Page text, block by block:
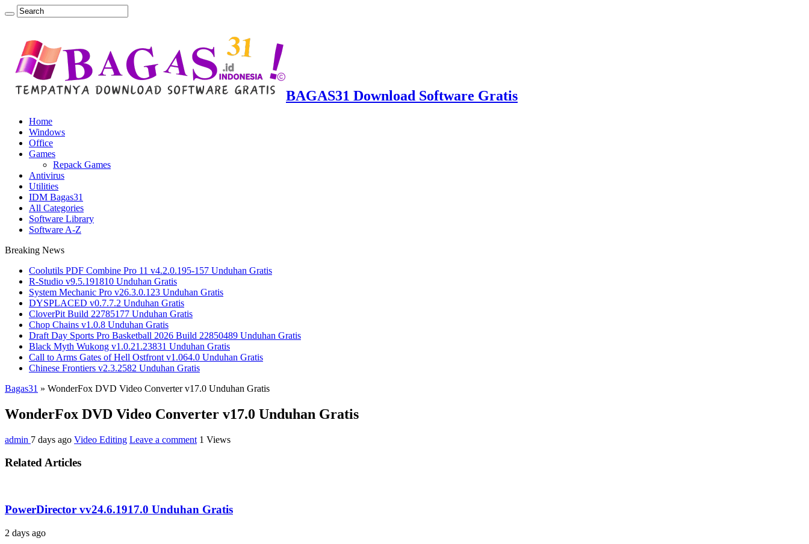
BAGAS31 Download Software Gratis
Home
Windows
Office
Games
Repack Games
Antivirus
Utilities
IDM Bagas31
All Categories
Software Library
Software A-Z
Breaking News
Coolutils PDF Combine Pro 11 v4.2.0.195-157 Unduhan Gratis
R-Studio v9.5.191810 Unduhan Gratis
System Mechanic Pro v26.3.0.123 Unduhan Gratis
DYSPLACED v0.7.7.2 Unduhan Gratis
CloverPit Build 22785177 Unduhan Gratis
Chop Chains v1.0.8 Unduhan Gratis
Draft Day Sports Pro Basketball 2026 Build 22850489 Unduhan Gratis
Black Myth Wukong v1.0.21.23831 Unduhan Gratis
Call to Arms Gates of Hell Ostfront v1.064.0 Unduhan Gratis
Chinese Frontiers v2.3.2582 Unduhan Gratis
Bagas31 » WonderFox DVD Video Converter v17.0 Unduhan Gratis
WonderFox DVD Video Converter v17.0 Unduhan Gratis
admin 7 days ago Video Editing Leave a comment 1 Views
Related Articles
PowerDirector vv24.6.1917.0 Unduhan Gratis
2 days ago